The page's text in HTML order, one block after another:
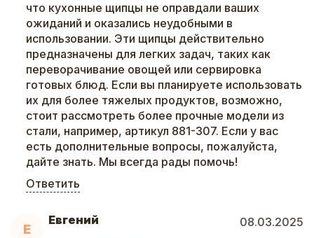
что кухонные щипцы не оправдали ваших
ожиданий и оказались неудобными в
использовании. Эти щипцы действительно
предназначены для легких задач, таких как
переворачивание овощей или сервировка
готовых блюд. Если вы планируете использовать
их для более тяжелых продуктов, возможно,
стоит рассмотреть более прочные модели из
стали, например, артикул 881-307. Если у вас
есть дополнительные вопросы, пожалуйста,
дайте знать. Мы всегда рады помочь!
Ответить
Е
Евгений
08.03.2025